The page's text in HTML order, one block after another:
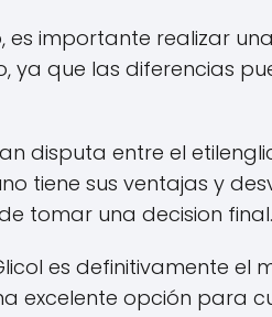
es importante realizar
ya que las diferencias
disputa entre el
tiene sus ventajas y
tomar una decision final.
es definitivamente
excelente opción para